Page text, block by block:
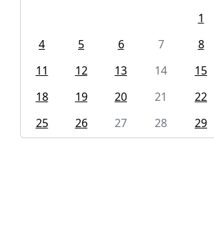
1
4
5 6 7 8
11
12 13 14 15
18
19 20 21 22
25
26 27 28 29